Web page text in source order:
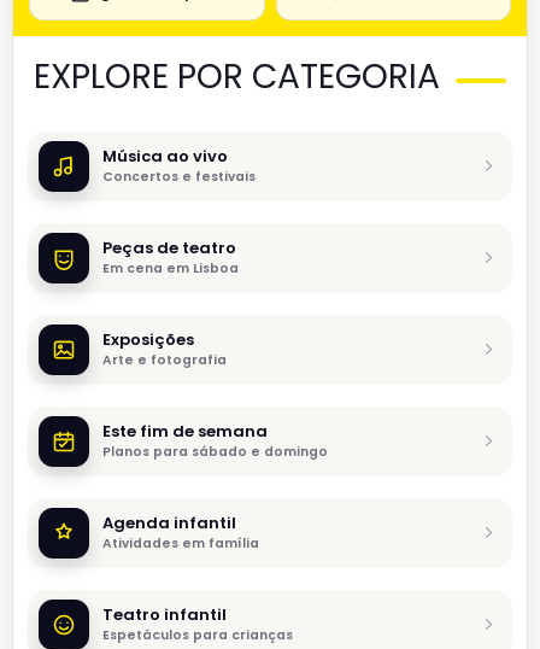
EXPLORE POR CATEGORIA
Música ao vivo
Concertos e festivais
Peças de teatro
Em cena em Lisboa
Exposições
Arte e fotografia
Este fim de semana
Planos para sábado e domingo
Agenda infantil
Atividades em família
Teatro infantil
Espetáculos para crianças